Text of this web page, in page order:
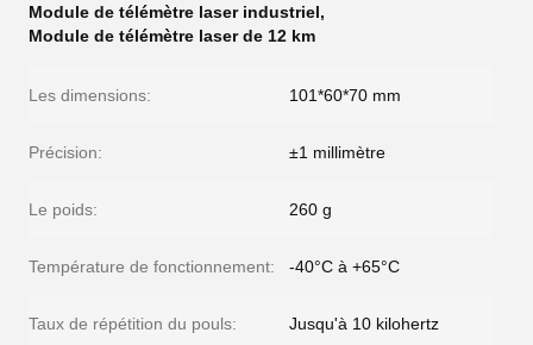
Module de télémètre laser industriel,
Module de télémètre laser de 12 km
Les dimensions: 101*60*70 mm
Précision: ±1 millimètre
Le poids: 260 g
Température de fonctionnement: -40°C à +65°C
Taux de répétition du pouls: Jusqu'à 10 kilohertz